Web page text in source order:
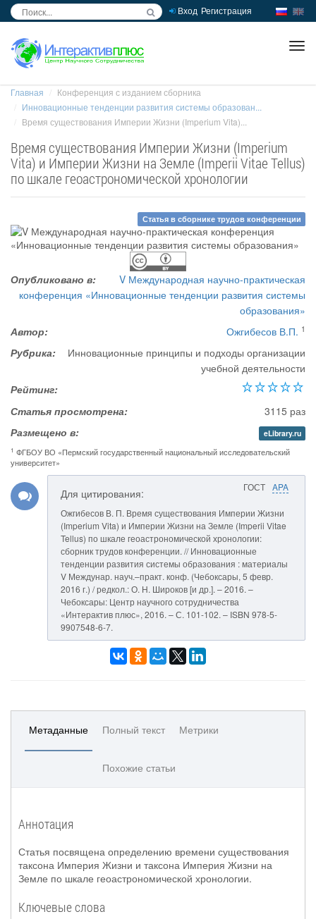
Вход Регистрация
Главная
Конференция с изданием сборника
Инновационные тенденции развития системы образован...
Время существования Империи Жизни (Imperium Vita)...
Время существования Империи Жизни (Imperium
Vita) и Империи Жизни на Земле (Imperii Vitae Tellus)
по шкале геоастрономической хронологии
Статья в сборнике трудов конференции
Опубликовано в:
V Международная научно-практическая
конференция «Инновационные тенденции развития системы
образования»
Автор:
Ожгибесов В.П. 1
Рубрика:
Инновационные принципы и подходы организации
учебной деятельности
Рейтинг:
Статья просмотрена:
3115 раз
Размещено в:
eLibrary.ru
1 ФГБОУ ВО «Пермский государственный национальный исследовательский
университет»
ГОСТ APA
Для цитирования:
Ожгибесов В. П. Время существования Империи Жизни
(Imperium Vita) и Империи Жизни на Земле (Imperii Vitae
Tellus) по шкале геоастрономической хронологии:
сборник трудов конференции. // Инновационные
тенденции развития системы образования : материалы
V Междунар. науч.–практ. конф. (Чебоксары, 5 февр.
2016 г.) / редкол.: О. Н. Широков [и др.]. – 2016. –
Чебоксары: Центр научного сотрудничества
«Интерактив плюс», 2016. – С. 101-102. – ISBN 978-5-
9907548-6-7.
Метаданные Полный текст Метрики
Похожие статьи
Аннотация
Статья посвящена определению времени существования
таксона Империя Жизни и таксона Империя Жизни на
Земле по шкале геоастрономической хронологии.
Ключевые слова